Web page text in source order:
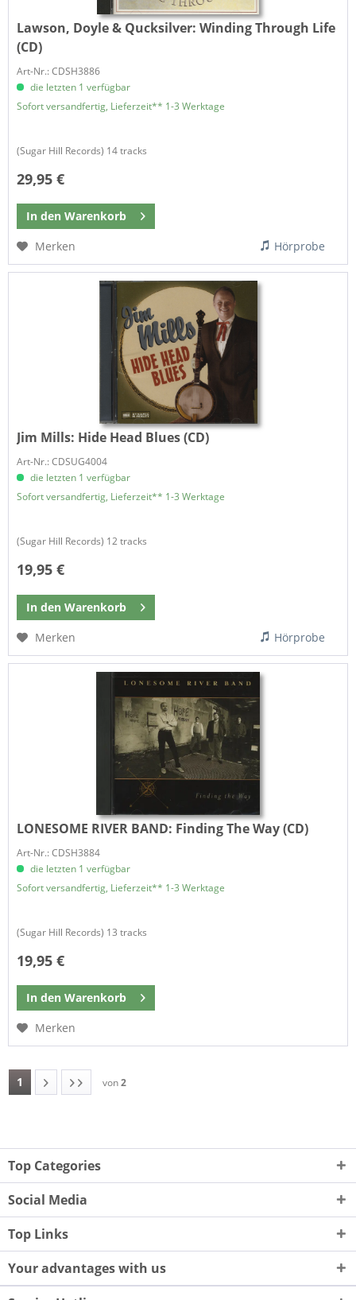
Lawson, Doyle & Qucksilver: Winding Through Life
(CD)
Art-Nr.: CDSH3886
die letzten 1 verfügbar
Sofort versandfertig, Lieferzeit** 1-3 Werktage
(Sugar Hill Records) 14 tracks
29,95 €
In den Warenkorb
Merken
Hörprobe
Jim Mills: Hide Head Blues (CD)
Art-Nr.: CDSUG4004
die letzten 1 verfügbar
Sofort versandfertig, Lieferzeit** 1-3 Werktage
(Sugar Hill Records) 12 tracks
19,95 €
In den Warenkorb
Merken
Hörprobe
LONESOME RIVER BAND: Finding The Way (CD)
Art-Nr.: CDSH3884
die letzten 1 verfügbar
Sofort versandfertig, Lieferzeit** 1-3 Werktage
(Sugar Hill Records) 13 tracks
19,95 €
In den Warenkorb
Merken
1 von2
Top Categories
Social Media
Top Links
Your advantages with us